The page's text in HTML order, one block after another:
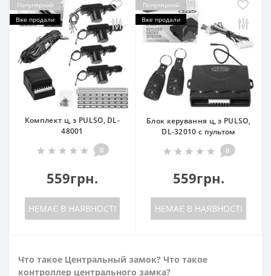
Популярний
Вже продали
Комплект ц, з PULSO, DL-
48001
0
559грн.
НЕМАЄ В НАЯВНОСТІ
Популярний
Вже продали
Блок керування ц, з PULSO,
DL-32010 с пультом
0
559грн.
НЕМАЄ В НАЯВНОСТІ
Что такое Центральный замок? Что такое
контроллер центрального замка?